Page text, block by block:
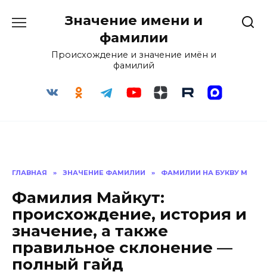
Значение имени и
фамилии
Происхождение и значение имён и
фамилий
ГЛАВНАЯ » ЗНАЧЕНИЕ ФАМИЛИИ » ФАМИЛИИ НА БУКВУ М
Фамилия Майкут:
происхождение, история и
значение, а также
правильное склонение —
полный гайд